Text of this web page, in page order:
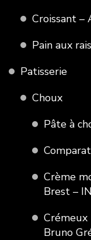
Croissant –
Pain aux
Patisserie
Choux
Pâte à
Crème
Brest –
Crémeux
Bruno